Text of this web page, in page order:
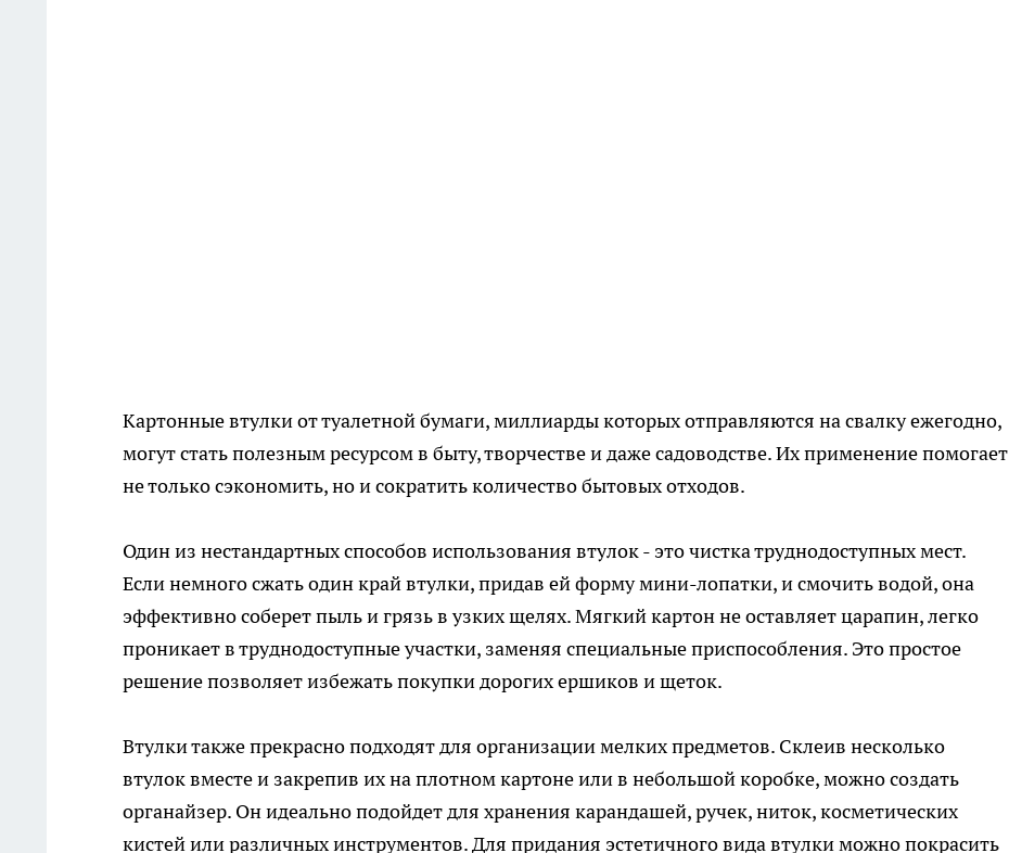
Картонные втулки от туалетной бумаги, миллиарды которых отправляются на свалку ежегодно,
могут стать полезным ресурсом в быту, творчестве и даже садоводстве. Их применение помогает
не только сэкономить, но и сократить количество бытовых отходов.
Один из нестандартных способов использования втулок - это чистка труднодоступных мест.
Если немного сжать один край втулки, придав ей форму мини-лопатки, и смочить водой, она
эффективно соберет пыль и грязь в узких щелях. Мягкий картон не оставляет царапин, легко
проникает в труднодоступные участки, заменяя специальные приспособления. Это простое
решение позволяет избежать покупки дорогих ершиков и щеток.
Втулки также прекрасно подходят для организации мелких предметов. Склеив несколько
втулок вместе и закрепив их на плотном картоне или в небольшой коробке, можно создать
органайзер. Он идеально подойдет для хранения карандашей, ручек, ниток, косметических
кистей или различных инструментов. Для придания эстетичного вида втулки можно покрасить